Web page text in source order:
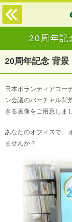
20周年記
20周年記念 背
日本ボランティアコー
ン会議のバーチャル背
きる画像をご用意しま
あなたのオフィスで、
ませんか？